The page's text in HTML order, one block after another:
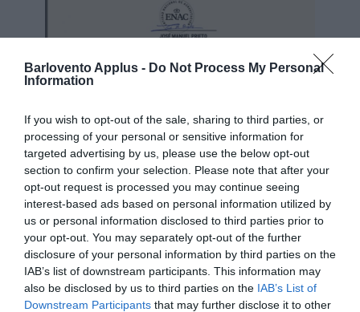
Barlovento Applus - Do Not Process My Personal
Information
If you wish to opt-out of the sale, sharing to third parties, or
processing of your personal or sensitive information for
targeted advertising by us, please use the below opt-out
section to confirm your selection. Please note that after your
opt-out request is processed you may continue seeing
interest-based ads based on personal information utilized by
us or personal information disclosed to third parties prior to
your opt-out. You may separately opt-out of the further
disclosure of your personal information by third parties on the
IAB’s list of downstream participants. This information may
also be disclosed by us to third parties on the IAB’s List of
Downstream Participants that may further disclose it to other
A.T. ENAC 437/LE1315